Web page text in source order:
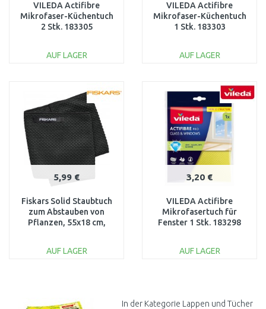
VILEDA Actifibre
Mikrofaser-Küchentuch
2 Stk. 183305
AUF LAGER
Vergleichen
VILEDA Actifibre
Mikrofaser-Küchentuch
1 Stk. 183303
AUF LAGER
WARENKORB
Vergleichen
5,99 €
Fiskars Solid Staubtuch
zum Abstauben von
Pflanzen, 55x18 cm,
AUF LAGER
Vergleichen
3,20 €
VILEDA Actifibre
Mikrofasertuch für
Fenster 1 Stk. 183298
AUF LAGER
Vergleichen
In der Kategorie Lappen und Tücher